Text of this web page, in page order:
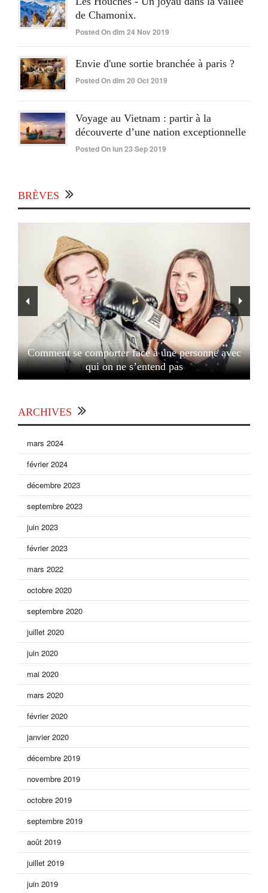
de Chamonix.
Posted On dim 24 Nov 2019
Envie d'une sortie branchée à paris ?
Posted On dim 20 Oct 2019
Voyage au Vietnam : partir à la
découverte d’une nation exceptionnelle
Posted On lun 23 Sep 2019
BRÈVES
Comment se comporter face à une personne avec
qui on ne s’entend pas
ARCHIVES
mars 2024
février 2024
décembre 2023
septembre 2023
juin 2023
février 2023
mars 2022
octobre 2020
septembre 2020
juillet 2020
juin 2020
mai 2020
mars 2020
février 2020
janvier 2020
décembre 2019
novembre 2019
octobre 2019
septembre 2019
août 2019
juillet 2019
juin 2019